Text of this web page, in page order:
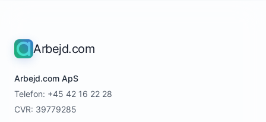
Arbejd.com
Arbejd.com ApS
Telefon: +45 42 16 22 28
CVR: 39779285